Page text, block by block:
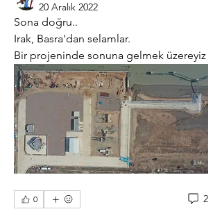
20 Aralık 2022
Sona doğru..
Irak, Basra'dan selamlar.
Bir projeninde sonuna gelmek üzereyiz
0 2